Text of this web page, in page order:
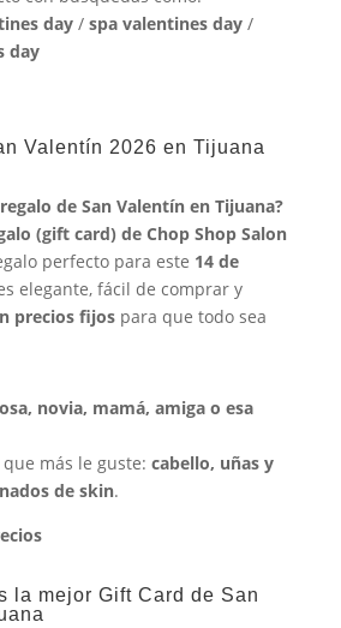
day/ spa valentines day/
day
Valentín 2026 en Tijuana
de San Valentín en Tijuana?
(gift card) de Chop Shop Salon
perfecto para este 14 de
elegante, fácil de comprar y
precios fijospara que todo sea
novia, mamá, amiga o esa
que más le guste: cabello, uñas y
de skin.
la mejor Gift Card de San